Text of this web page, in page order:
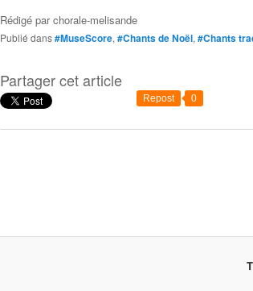
Rédigé parchorale-melisande
Publié dans#MuseScore, #Chants de Noël, #Chants
Partager cet article
Repost 0